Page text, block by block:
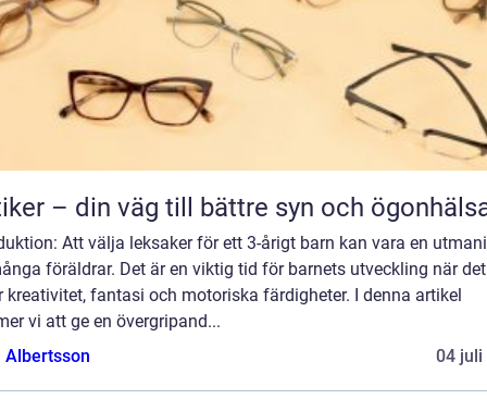
– din väg till bättre syn och
Att välja leksaker för ett 3-årigt barn kan vara en
föräldrar. Det är en viktig tid för barnets utveckling när det
kreativitet, fantasi och motoriska färdigheter. I denna artikel
vi att ge en övergripand...
Albertsson
04 juli